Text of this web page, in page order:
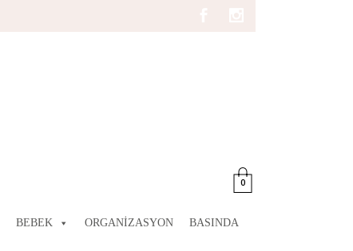
BEBEK ORGANIZASYON BASINDA
0